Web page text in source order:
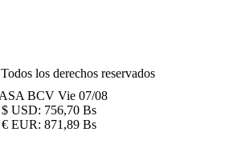
los derechos reservados
BCV Vie 07/08
$ USD: 756,70 Bs
€ EUR: 871,89 Bs